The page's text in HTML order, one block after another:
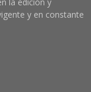
y en constante